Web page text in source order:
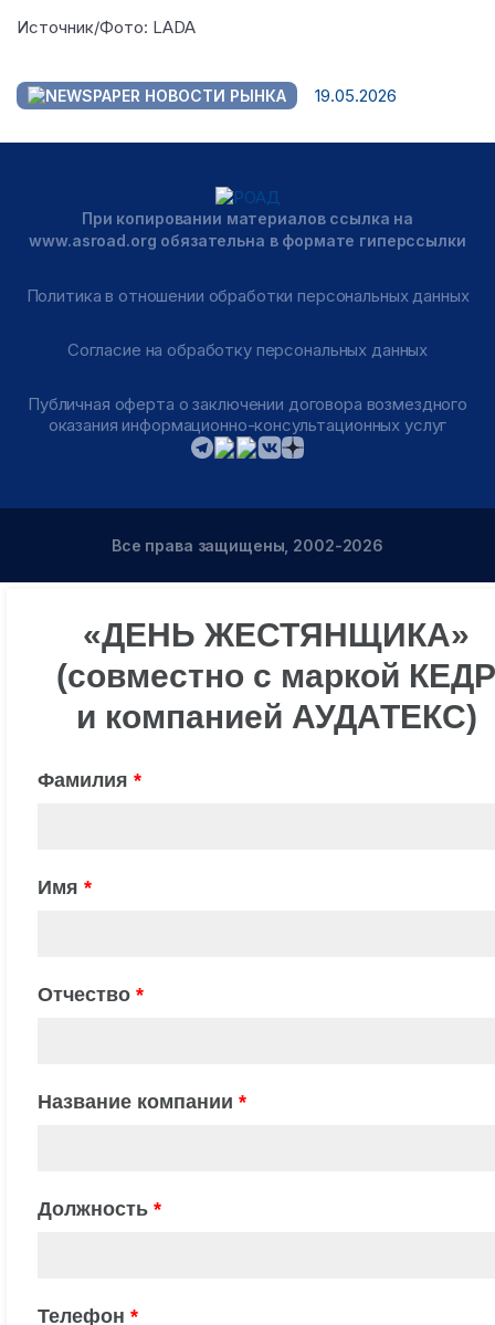
Источник/Фото: LADA
НОВОСТИ РЫНКА 19.05.2026
При копировании материалов ссылка на
www.asroad.org обязательна в формате гиперссылки
Политика в отношении обработки персональных данных
Согласие на обработку персональных данных
Публичная оферта о заключении договора возмездного
оказания информационно-консультационных услуг
Все права защищены, 2002-2026